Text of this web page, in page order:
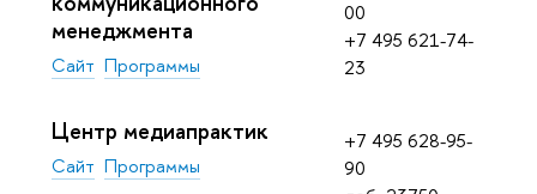
менеджмента
Сайт Программы
00
+7 495 621-74-
23
Центр медиапрактик
Сайт Программы
+7 495 628-95-
90